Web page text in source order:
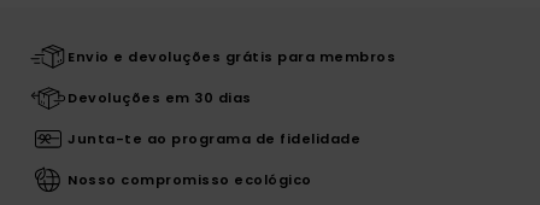
Envio e devoluções grátis para membros
Devoluções em 30 dias
Junta-te ao programa de fidelidade
Nosso compromisso ecológico